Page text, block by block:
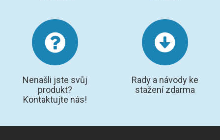
Nenašli jste svůj
produkt?
Kontaktujte nás!
Rady a návody ke
stažení zdarma